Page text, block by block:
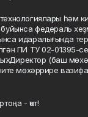
һәм
федераль
идаралығында
ПИ ТУ 02-01395-
Директор (баш
мөхәррире
- ҡот!